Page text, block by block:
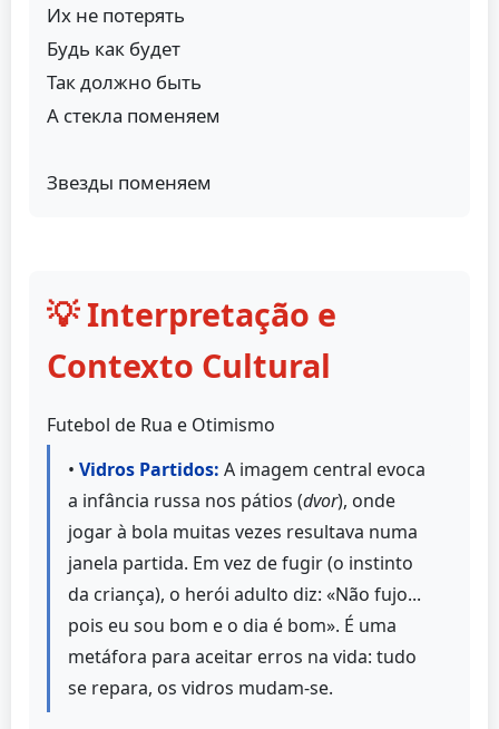
Их не потерять
Будь как будет
Так должно быть
А стекла поменяем
Звезды поменяем
💡 Interpretação e
Contexto Cultural
Futebol de Rua e Otimismo
• Vidros Partidos: A imagem central evoca
a infância russa nos pátios (dvor), onde
jogar à bola muitas vezes resultava numa
janela partida. Em vez de fugir (o instinto
da criança), o herói adulto diz: «Não fujo...
pois eu sou bom e o dia é bom». É uma
metáfora para aceitar erros na vida: tudo
se repara, os vidros mudam-se.